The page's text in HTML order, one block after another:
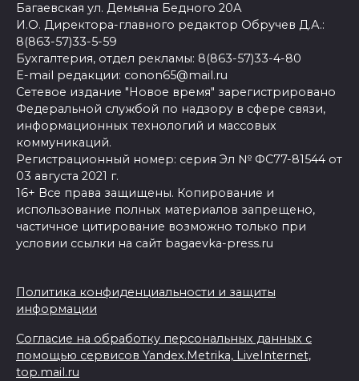
Багаевская ул. Демьяна Бедного 20А
И.О. Директора-главного редактор Обручев Д.А.:
8(863-57)33-5-59
Бухгалтерия, отдел рекламы: 8(863-57)33-4-80
E-mail редакции: conon65@mail.ru
Сетевое издание "Новое время" зарегистрировано
Федеральной службой по надзору в сфере связи,
информационных технологий и массовых
коммуникаций.
Регистрационный номер: серия Эл № ФС77-81544 от
03 августа 2021 г.
16+ Все права защищены. Копирование и
использование полных материалов запрещено,
частичное цитирование возможно только при
условии ссылки на сайт bagaevka-press.ru
Политика конфиденциальности и защиты
информации
Согласие на обработку персональных данных с
помощью сервисов Yandex.Metrika, LiveInternet,
top.mail.ru